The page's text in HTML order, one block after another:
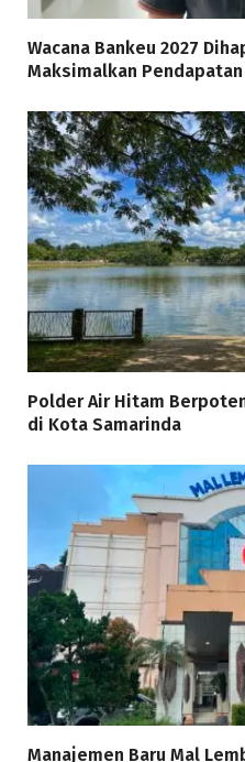
Wacana Bankeu 2027
Maksimalkan Pendapatan
Polder Air Hitam
di Kota Samarinda
Manajemen Baru Mal